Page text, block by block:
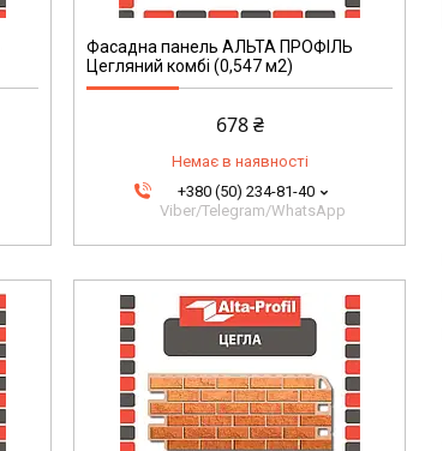
Фасадна панель АЛЬТА ПРОФІЛЬ
Цегляний комбі (0,547 м2)
678 ₴
Немає в наявності
+380 (50) 234-81-40
Viber/Telegram/WhatsApp